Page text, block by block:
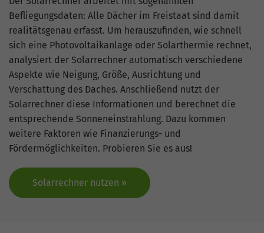
Befliegungsdaten: Alle Dächer im Freistaat sind damit
realitätsgenau erfasst. Um herauszufinden, wie schnell
sich eine Photovoltaikanlage oder Solarthermie rechnet,
analysiert der Solarrechner automatisch verschiedene
Aspekte wie Neigung, Größe, Ausrichtung und
Verschattung des Daches. Anschließend nutzt der
Solarrechner diese Informationen und berechnet die
entsprechende Sonneneinstrahlung. Dazu kommen
weitere Faktoren wie Finanzierungs- und
Fördermöglichkeiten. Probieren Sie es aus!
Solarrechner nutzen »
aufgezeichnete Datenmenge zu
begrenzen.